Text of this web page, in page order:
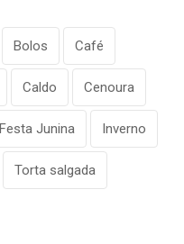
Bolos Café
Caldo Cenoura
Festa Junina Inverno
Torta salgada